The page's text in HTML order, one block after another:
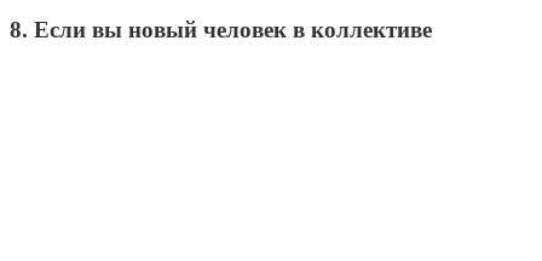
8. Если вы новый человек в коллективе